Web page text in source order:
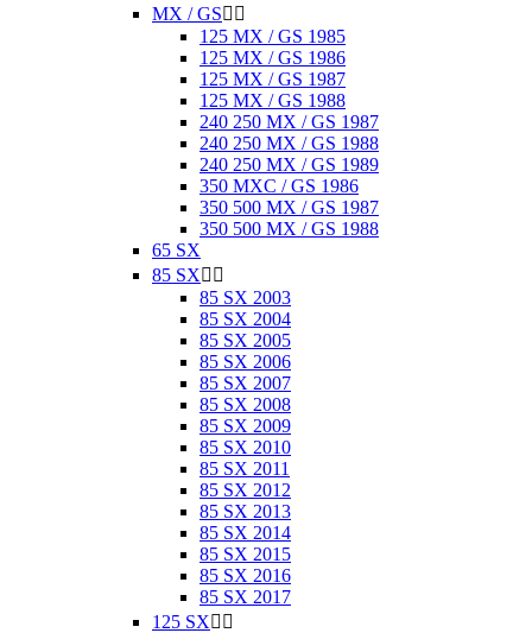
MX / GS 
125 MX / GS 1985
125 MX / GS 1986
125 MX / GS 1987
125 MX / GS 1988
240 250 MX / GS 1987
240 250 MX / GS 1988
240 250 MX / GS 1989
350 MXC / GS 1986
350 500 MX / GS 1987
350 500 MX / GS 1988
65 SX
85 SX 
85 SX 2003
85 SX 2004
85 SX 2005
85 SX 2006
85 SX 2007
85 SX 2008
85 SX 2009
85 SX 2010
85 SX 2011
85 SX 2012
85 SX 2013
85 SX 2014
85 SX 2015
85 SX 2016
85 SX 2017
125 SX 